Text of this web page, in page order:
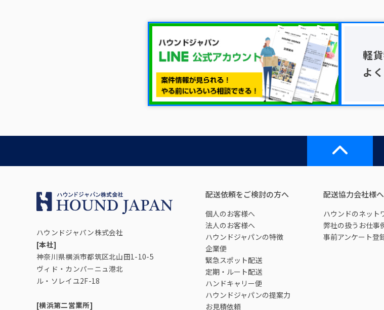
軽
よ
ハウンドジャパン株式会社
[本社]
神奈川県横浜市都筑区北山田1-10-5
ヴィド・カンパーニュ港北
ル・ソレイユ2F-18
[横浜第二営業所]
配送依頼をご検討の方へ
個人のお客様へ
法人のお客様へ
ハウンドジャパンの特徴
企業便
緊急スポット配送
定期・ルート配送
ハンドキャリー便
ハウンドジャパンの提案力
お見積依頼
配送協力会社様へ
ハウンドのネット
弊社の扱うお仕事
事前アンケート登